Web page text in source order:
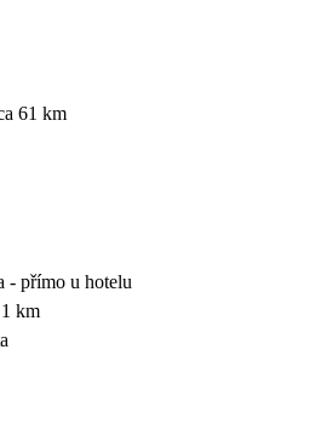
61 km
- přímo u hotelu
km